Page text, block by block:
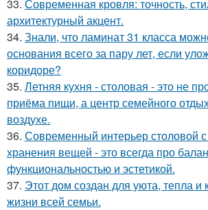
33. Современная кровля: точность,
архитектурный акцент.
34. Знали, что ламинат 31 класса
основания всего за пару лет, если
коридоре?
35. Летняя кухня - столовая - это не
приёма пищи, а центр семейного
воздухе.
36. Современный интерьер столовой
хранения вещей - это всегда про
функциональностью и эстетикой.
37. Этот дом создан для уюта, тепла и
жизни всей семьи.